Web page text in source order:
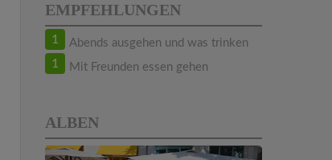
EMPFEHLUNGEN
1 Abends ausgehen und was trinken
1 Mit Freunden essen gehen
ALBEN